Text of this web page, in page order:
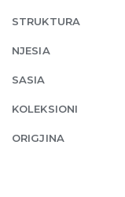
STRUKTURA
NJESIA
SASIA
KOLEKSIONI
ORIGJINA